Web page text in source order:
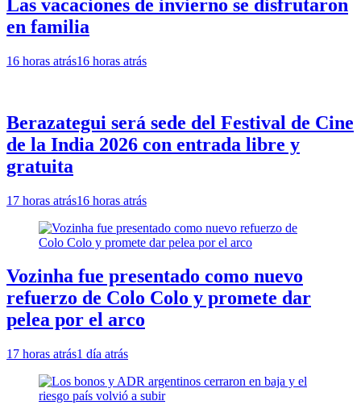
Las vacaciones de invierno se disfrutaron
en familia
16 horas atrás16 horas atrás
Berazategui será sede del Festival de Cine
de la India 2026 con entrada libre y
gratuita
17 horas atrás16 horas atrás
Vozinha fue presentado como nuevo
refuerzo de Colo Colo y promete dar
pelea por el arco
17 horas atrás1 día atrás